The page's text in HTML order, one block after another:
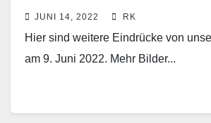
JUNI 14, 2022 RK
Hier sind weitere Eindrücke von
am 9. Juni 2022. Mehr Bilder...